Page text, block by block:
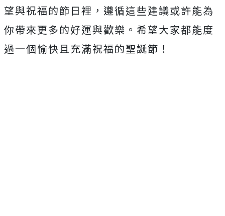
望與祝福的節日裡，遵循這些建議或許能為
你帶來更多的好運與歡樂。希望大家都能度
過一個愉快且充滿祝福的聖誕節！